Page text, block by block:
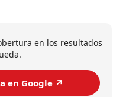
en los resultados
en Google ↗️